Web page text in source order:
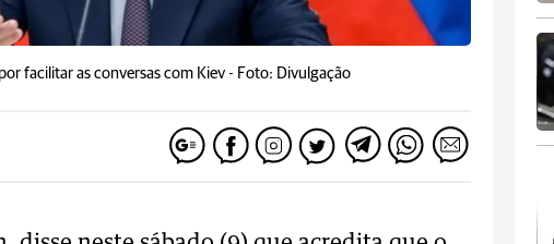
facilitar as conversas com Kiev - Foto: Divulgação